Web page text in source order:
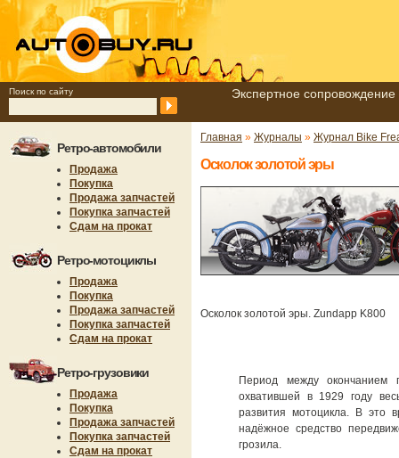
Поиск по сайту Экспертное
Ретро-автомобили
Продажа
Покупка
Продажа запчастей
Покупка запчастей
Сдам на прокат
Ретро-мотоциклы
Продажа
Покупка
Продажа запчастей
Покупка запчастей
Сдам на прокат
Ретро-грузовики
Продажа
Покупка
Продажа запчастей
Покупка запчастей
Сдам на прокат
Главная » Журналы » Журнал Bike
Осколок золотой эры
Осколок золотой эры. Zundapp K800
Период между окончанием
охватившей в 1929 году
развития мотоцикла. В это
надёжное средство
грозила.